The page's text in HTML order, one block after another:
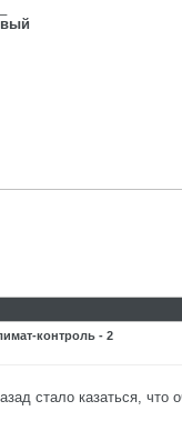
контроль - 2
стало казаться, что